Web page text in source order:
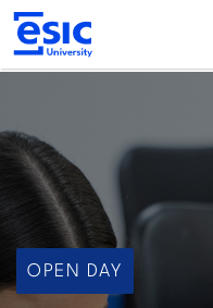
Pasar
contenido
principal
OPEN DAY